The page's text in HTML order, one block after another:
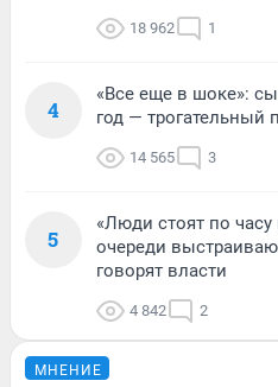
18 962 1
4
«Все еще в шоке»:
год — трогательный
14 565 3
5
«Люди стоят по
очереди
говорят власти
4 842 2
МНЕНИЕ